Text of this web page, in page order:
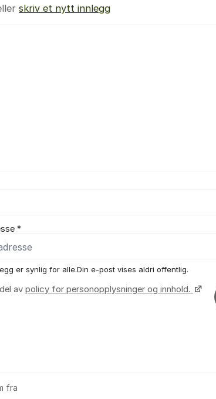
skriv et nytt innlegg
*
er synlig for alle.Din e-post vises aldri offentlig.
av policy for personopplysninger og innhold.
fra